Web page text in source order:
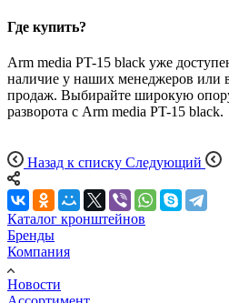
Где купить?
Arm media PT-15 black уже
наличие у наших менеджеров или
продаж. Выбирайте широкую
разворота с Arm media PT-15 black.
Назад к списку Следующий
Каталог кронштейнов
Бренды
Компания
Новости